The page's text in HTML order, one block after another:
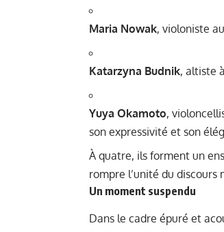
Maria Nowak, violoniste
Katarzyna Budnik, altiste
Yuya Okamoto,
son expressivité et son
À quatre, ils forment un
rompre l’unité du discours
Un moment suspendu
Dans le cadre épuré et